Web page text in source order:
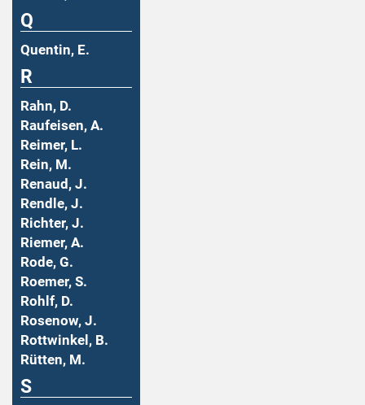
Q
Quentin, E.
R
Rahn, D.
Raufeisen, A.
Reimer, L.
Rein, M.
Renaud, J.
Rendle, J.
Richter, J.
Riemer, A.
Rode, G.
Roemer, S.
Rohlf, D.
Rosenow, J.
Rottwinkel, B.
Rütten, M.
S